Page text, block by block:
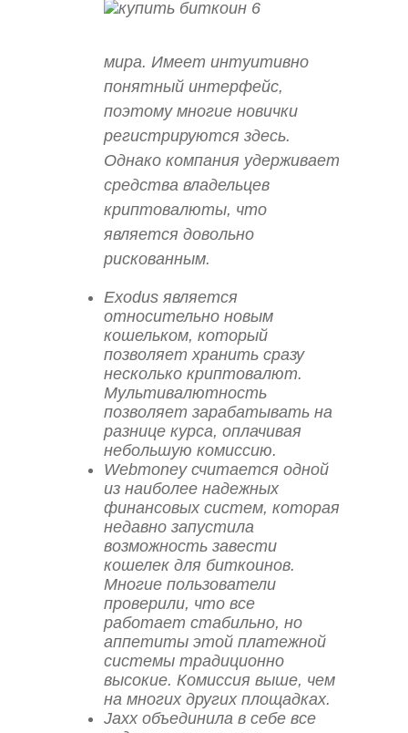
мира. Имеет интуитивно
понятный интерфейс,
поэтому многие новички
регистрируются здесь.
Однако компания удерживает
средства владельцев
криптовалюты, что
является довольно
рискованным.
Exodus является
относительно новым
кошельком, который
позволяет хранить сразу
несколько криптовалют.
Мультивалютность
позволяет зарабатывать на
разнице курса, оплачивая
небольшую комиссию.
Webmoney считается одной
из наиболее надежных
финансовых систем, которая
недавно запустила
возможность завести
кошелек для биткоинов.
Многие пользователи
проверили, что все
работает стабильно, но
аппетиты этой платежной
системы традиционно
высокие. Комиссия выше, чем
на многих других площадках.
Jaxx объединила в себе все